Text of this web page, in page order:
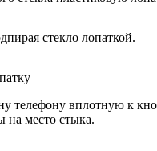
стекло лопаткой.
телефону вплотную к
на место стыка.